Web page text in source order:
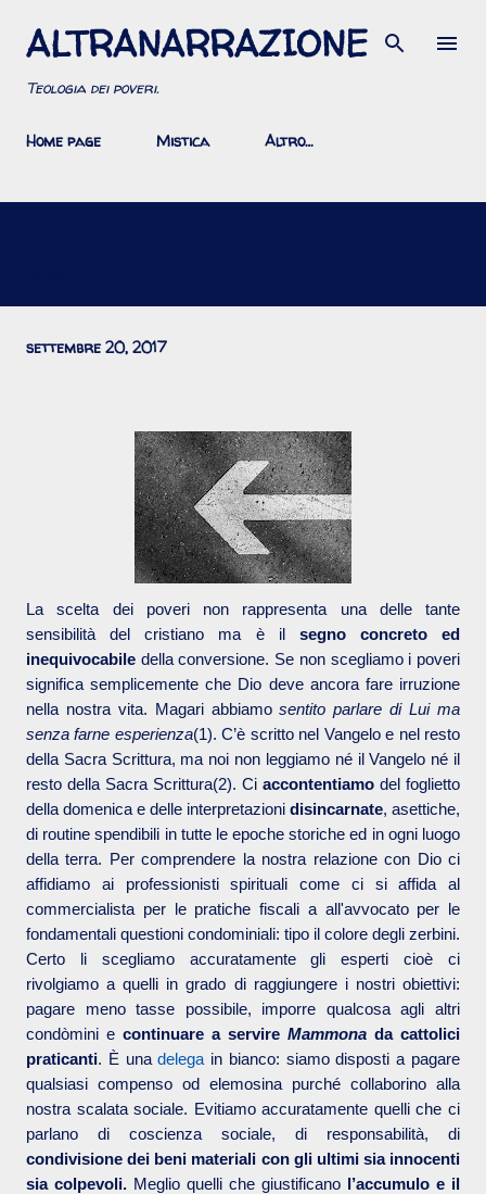
Passa ai contenuti principali
ALTRANARRAZIONE
Teologia dei poveri.
Home page Mistica Altro…
settembre 20, 2017
La scelta dei poveri non rappresenta una delle tante
sensibilità del cristiano ma è il segno concreto ed
inequivocabile della conversione. Se non scegliamo i poveri
significa semplicemente che Dio deve ancora fare irruzione
nella nostra vita. Magari abbiamosentito parlare di Lui ma
senza farne esperienza(1). C’è scritto nel Vangelo e nel resto
della Sacra Scrittura, ma noi non leggiamo né il Vangelo né il
resto della Sacra Scrittura(2). Ci accontentiamo del foglietto
della domenica e delle interpretazioni disincarnate, asettiche,
di routine spendibili in tutte le epoche storiche ed in ogni luogo
della terra. Per comprendere la nostra relazione con Dio ci
affidiamo ai professionisti spirituali come ci si affida al
commercialista per le pratiche fiscali a all'avvocato per le
fondamentali questioni condominiali: tipo il colore degli zerbini.
Certo li scegliamo accuratamente gli esperti cioè ci
rivolgiamo a quelli in grado di raggiungere i nostri obiettivi:
pagare meno tasse possibile, imporre qualcosa agli altri
condòmini e continuare a servire Mammona da cattolici
praticanti. È unadelega in bianco: siamo disposti a pagare
qualsiasi compenso od elemosina purché collaborino alla
nostra scalata sociale. Evitiamo accuratamente quelli che ci
parlano di coscienza sociale, di responsabilità, di
condivisione dei beni materiali con gli ultimi sia innocenti
sia colpevoli. Meglio quelli che giustificano l’accumulo e il